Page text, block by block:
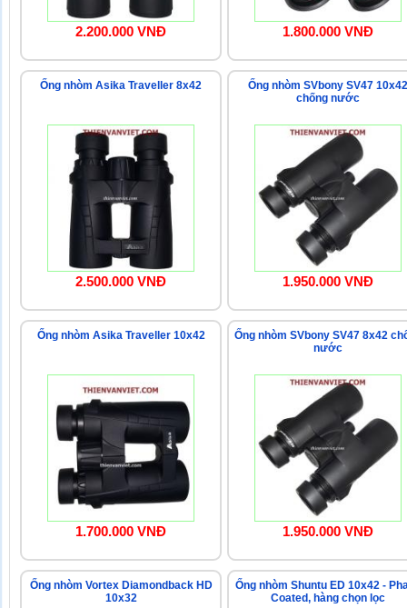
2.200.000 VNĐ 1.800.000 VNĐ
Ống nhòm Asika Traveller 8x42
2.500.000 VNĐ
Ống nhòm SVbony SV47 10x42
chống nước
1.950.000 VNĐ
Ống nhòm Asika Traveller 10x42
1.700.000 VNĐ
Ống nhòm SVbony SV47 8x42
nước
1.950.000 VNĐ
Ống nhòm Vortex Diamondback HD
10x32
Ống nhòm Shuntu ED 10x42 -
Coated, hàng chọn lọc